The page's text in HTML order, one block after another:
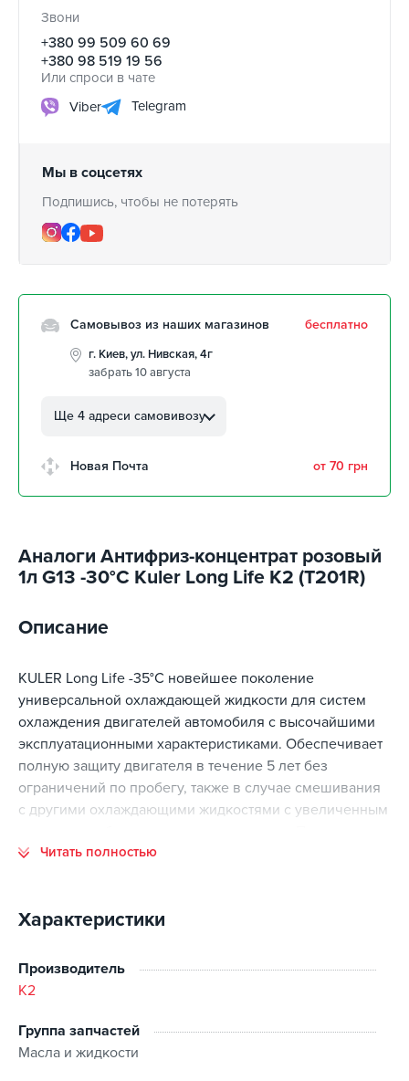
Звони
+380 99 509 60 69
+380 98 519 19 56
Или спроси в чате
Viber
Telegram
Мы в соцсетях
Подпишись, чтобы не потерять
Самовывоз из наших магазинов бесплатно
г. Киев, ул. Нивская, 4г
забрать 10 августа
Автолюбителей, 8а
авторынок
г. Киев, ул. Остафия
Дашкевича, 15
Ще 4 адреси самовивозу
Новая Почта от 70 грн
Аналоги Антифриз-концентрат розовый
1л G13 -30°С Kuler Long Life K2 (T201R)
Описание
KULER Long Life -35°C новейшее поколение
универсальной охлаждающей жидкости для систем
охлаждения двигателей автомобиля с высочайшими
эксплуатационными характеристиками. Обеспечивает
полную защиту двигателя в течение 5 лет без
ограничений по пробегу, также в случае смешивания
с другими охлаждающими жидкостями с увеличенным
использования во всех типах радиаторов, в том числе
ASTM D 2570. Высочайшее качество KULER Long Life
нормам PN-C-40007 выданного Институтом
автомобильного транспорта в Варшаве на основе
Воздушных Сил. Инновационная рецептура
охлаждающей жидкости KULER LONG LIFE была
Читать полностью
Характеристики
Производитель
K2
Группа запчастей
Масла и жидкости